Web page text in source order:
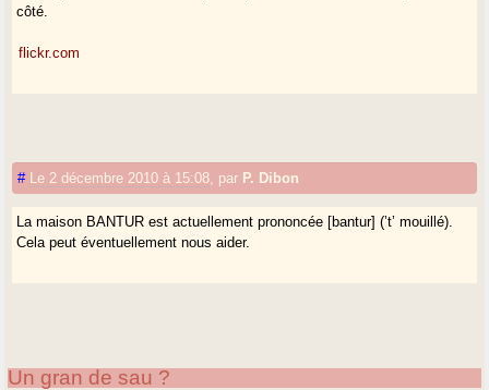
côté.
flickr.com
# Le 2 décembre 2010 à 15:08 par P. Dibon
La maison BANTUR est actuellement prononcée [bantur] (’t’ mouillé).
Cela peut éventuellement nous aider.
Un gran de sau ?